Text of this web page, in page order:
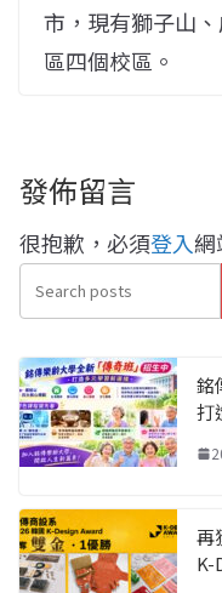
市，現有獅子山
區四個校區。
發佈留言
很抱歉，必須登入網
銘
打
再
K-